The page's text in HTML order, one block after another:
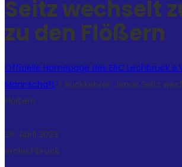
Seitz wechselt
zu den Flößern
Offizielle Homepage des ERC Lechbruck
Mannschaft > Rückkehrer: Jonas Seitz
Flößern
26. April 2023
erclechbruck